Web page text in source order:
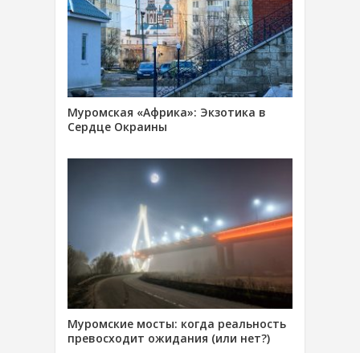
Муромская «Африка»: Экзотика в
Сердце Окраины
Муромские мосты: когда реальность
превосходит ожидания (или нет?)